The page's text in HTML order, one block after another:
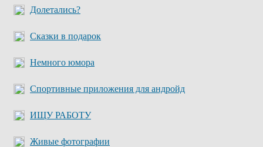
Долетались?
Сказки в подарок
Немного юмора
Спортивные приложения для андройд
ИЩУ РАБОТУ
Живые фотографии